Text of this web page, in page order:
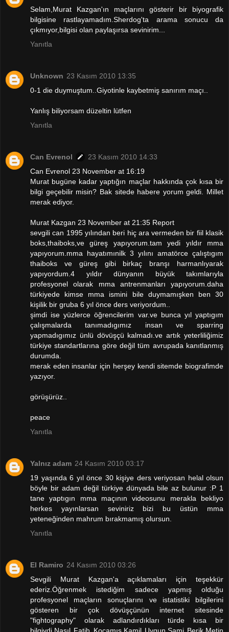
Selam,Murat Kazgan'ın maçlarını gösterir bir biyografik
bilgisine rastlayamadım.Sherdog'ta arama sonucu da
çıkmıyor,bilgisi olan paylaşırsa sevinirim...
Yanıtla
Unknown 23 Kasım 2010 13:35
0-1 die duymuştum..Giyotinle kaybetmiş sanırım maçı..
Yanlış biliyorsam düzeltin lütfen
Yanıtla
Can Evrenol
23 Kasım 2010 14:33
Can Evrenol 23 November at 16:19
Murat bugüne kadar yaptığın maçlar hakkında çok kısa bir
bilgi geçebilir misin? Bak sitede habere yorum geldi. Millet
merak ediyor.
Murat Kazgan 23 November at 21:35 Report
sevgili can 1995 yılından beri hiç ara vermeden bir fiil klasik
boks,thaiboks,ve güreş yapıyorum.tam yedi yıldır mma
yapıyorum.mma hayatımınilk 3 yılını amatörce çalıştıgım
thaiboks ve güreş gibi birkaç branşı harmanlıyarak
yapıyordum.4 yıldır dünyanın büyük takımlarıyla
profesyonel olarak mma antrenmanları yapıyorum.daha
türkiyede kimse mma ismini bile duymamışken ben 30
kişilik bir gruba 6 yıl önce ders veriyordum..
şimdi ise yüzlerce öğrencilerim var.ve bunca yıl yaptıgım
çalışmalarda tanımadıgımız insan ve sparring
yapmadıgımız ünlü dövüşçü kalmadı.ve artık yeterliliğimiz
türkiye standartlarına göre değil tüm avrupada kanıtlanmış
durumda.
merak eden insanlar için herşey kendi sitemde biografimde
yazıyor.
görüşürüz..
peace
Yanıtla
Yalnız adam 24 Kasım 2010 03:17
19 yaşında 6 yıl önce 30 kişiye ders veriyosan helal olsun
böyle bir adam değil türkiye dünyada bile az bulunur :P 1
tane yaptıgın mma maçının videosunu merakla bekliyo
herkes yayınlarsan seviniriz bizi bu üstün mma
yeteneğinden mahrum bırakmamış olursun.
Yanıtla
El Ramiro 24 Kasım 2010 03:26
Sevgili Murat Kazgan'a açıklamaları için teşekkür
ederiz.Öğrenmek istediğim sadece yapmış olduğu
profesyonel maçların sonuçlarını ve istatistiki bilgilerini
gösteren bir çok dövüşçünün internet sitesinde
"fightography" olarak adlandırdıkları türde kısa bir